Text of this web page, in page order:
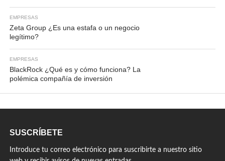
EMPRESAS
Zeta Group ¿Es una estafa o un negocio
legítimo?
EMPRESAS
BlackRock ¿Qué es y cómo funciona? La
polémica compañía de inversión
SUSCRÍBETE
Introduce tu correo electrónico para suscribirte a nuestro sitio